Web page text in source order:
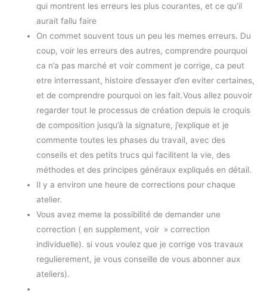
qui montrent les erreurs les plus courantes, et ce qu’il
aurait fallu faire
On commet souvent tous un peu les memes erreurs. Du
coup, voir les erreurs des autres, comprendre pourquoi
ca n’a pas marché et voir comment je corrige, ca peut
etre interressant, histoire d’essayer d’en eviter certaines,
et de comprendre pourquoi on les fait.Vous allez pouvoir
regarder tout le processus de création depuis le croquis
de composition jusqu’à la signature, j’explique et je
commente toutes les phases du travail, avec des
conseils et des petits trucs qui facilitent la vie, des
méthodes et des principes généraux expliqués en détail.
Il y a environ une heure de corrections pour chaque
atelier.
Vous avez meme la possibilité de demander une
correction ( en supplement, voir » correction
individuelle). si vous voulez que je corrige vos travaux
regulierement, je vous conseille de vous abonner aux
ateliers).